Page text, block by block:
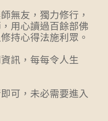
無友，獨力修行，
用心讀過百餘部佛
持心得法施利眾。
訊，每每令人生
可，未必需要進入